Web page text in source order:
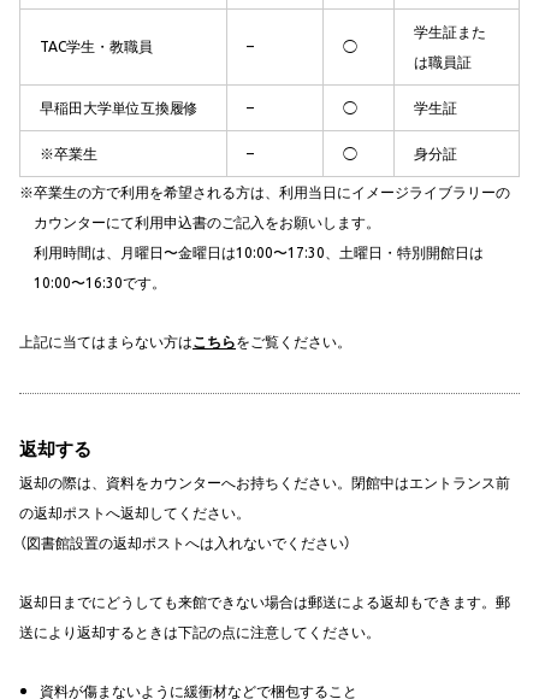
TAC学生・教職員 – ◯
学生証また
は職員証
早稲田大学単位互換履修 – ◯ 学生証
※卒業生 – ◯
身分証
卒業生の方で利用を希望される方は、利用当日にイメージライブラリーの
カウンターにて利用申込書のご記入をお願いします。
利用時間は、月曜日〜金曜日は10:00〜17:30、土曜日・特別開館日は
10:00〜16:30です。
上記に当てはまらない方はこちらをご覧ください。
返却する
返却の際は、資料をカウンターへお持ちください。 閉館中はエントランス前
の返却ポストへ返却してください。
（図書館設置の返却ポストへは入れないでください）
返却日までにどうしても来館できない場合は郵送による返却もできます。郵
送により返却するときは下記の点に注意してください。
資料が傷まないように緩衝材などで梱包すること